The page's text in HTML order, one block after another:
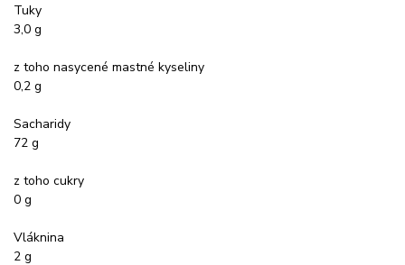
Tuky
3,0 g
z toho nasycené mastné kyseliny
0,2 g
Sacharidy
72 g
z toho cukry
0 g
Vláknina
2 g